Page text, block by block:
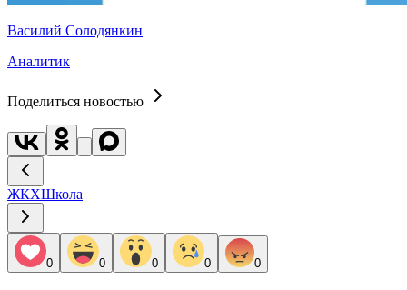
Василий Солодянкин
Аналитик
Поделиться новостью
ЖКХШкола
0 0 0 0 0